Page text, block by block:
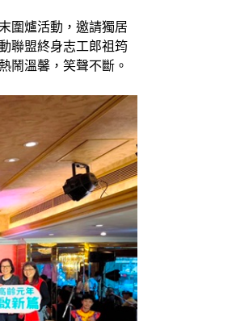
圍爐活動，邀請獨居
聯盟終身志工郎祖筠
鬧溫馨，笑聲不斷。